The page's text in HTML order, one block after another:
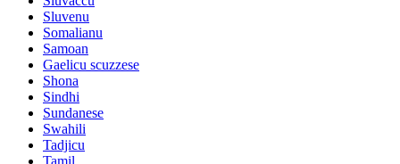
Sluvenu
Somalianu
Samoan
Gaelicu scuzzese
Shona
Sindhi
Sundanese
Swahili
Tadjicu
Tamil